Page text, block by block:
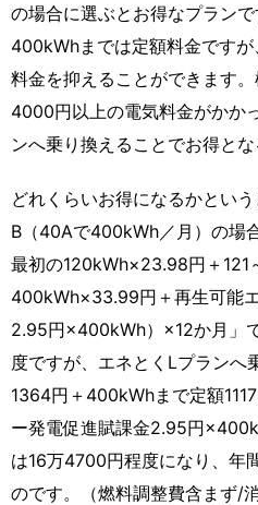
の場合に選ぶとお得なプラン
400kWhまでは定額料金です
料金を抑えることができます
4000円以上の電気料金がかか
ンへ乗り換えることでお得とな
どれくらいお得になるかとい
B（40Aで400kWh／月）の場
最初の120kWh×23.98円＋
400kWh×33.99円＋再生可能
2.95円×400kWh）×12か月」
度ですが、エネとくLプランへ
1364円＋400kWhまで定額
ー発電促進賦課金2.95円
は16万4700円程度になり、年
のです。（燃料調整費含まず/